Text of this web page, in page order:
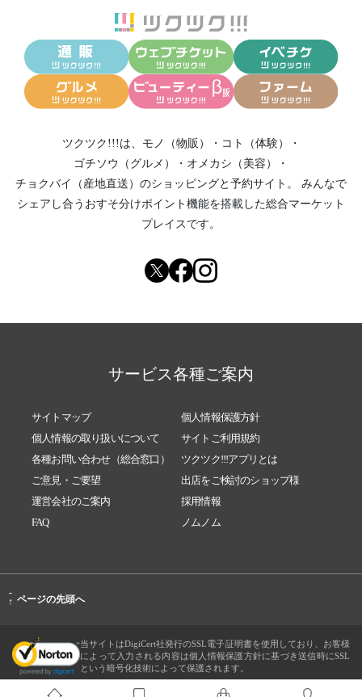
ツクツク!!!は、 モノ（物販） ・ コト（体験）
・
ゴチソウ（グルメ）
・ オメカシ（美容）
・
チョクバイ（産地直送） のショッピングと予約サイト。
みんなで
シェアし合う おすそ分けポイント機能を搭載した総合マーケット
プレイスです。
サービス各種ご案内
サイトマップ
個人情報保護方針
個人情報の取り扱いについて
サイトご利用規約
各種お問い合わせ（総合窓口）
ツクツク!!!アプリとは
ご意見・ご要望
出店をご検討のショップ様
運営会社のご案内
採用情報
FAQ
ノムノム
-
↑ ページの先頭へ
当サイトはDigiCert社発行のSSL電子証明書を使用しており、お客様
によって入力される内容は個人情報保護方針に基づき送信時にSSL
という暗号化技術によって保護されます。